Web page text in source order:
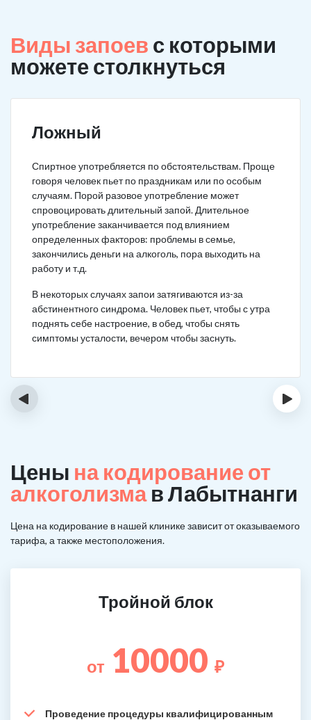
Виды запоев с которыми
можете столкнуться
Ложный
Спиртное употребляется по обстоятельствам. Проще
говоря человек пьет по праздникам или по особым
случаям. Порой разовое употребление может
спровоцировать длительный запой. Длительное
употребление заканчивается под влиянием
определенных факторов: проблемы в семье,
закончились деньги на алкоголь, пора выходить на
работу и т.д.
В некоторых случаях запои затягиваются из-за
абстинентного синдрома. Человек пьет, чтобы с утра
поднять себе настроение, в обед, чтобы снять
симптомы усталости, вечером чтобы заснуть.
‹ ›
Цены на кодирование от
алкоголизмав Лабытнанги
Цена на кодирование в нашей клинике зависит от оказываемого
тарифа, а также местоположения.
Тройной блок
от 10000 ₽
Проведение процедуры квалифицированным